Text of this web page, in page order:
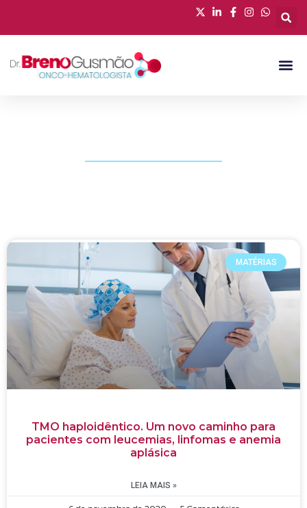
MATÉRIAS
TMO haploidêntico. Um novo caminho para
pacientes com leucemias, linfomas e anemia
aplásica
LEIA MAIS »